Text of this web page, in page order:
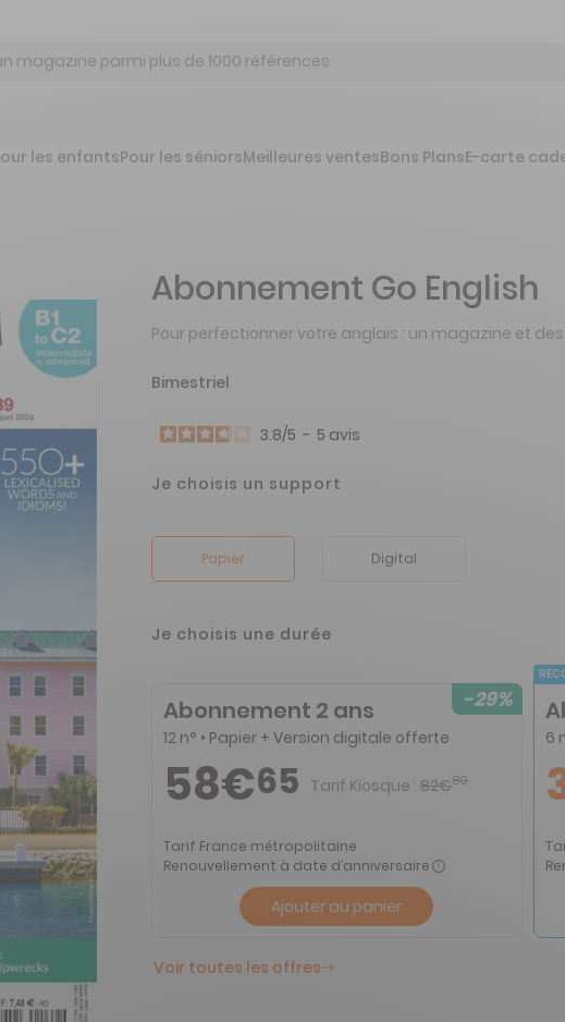
les enfantsPour les séniorsMeilleures ventesBons PlansE-carte
Abonnement Go English
Pour perfectionner votre anglais : un magazine et des
Bimestriel
3.8/5 - 5 avis
Je choisis un support
Papier Digital
Je choisis une durée
6
-29%
Abonnement 2 ans
12 n° • Papier + Version digitale offerte
58€65 Tarif Kiosque : 82€80
Tarif France métropolitaine
Renouvellement à date d’anniversaire
Ajouter au panier
Voir toutes les offres